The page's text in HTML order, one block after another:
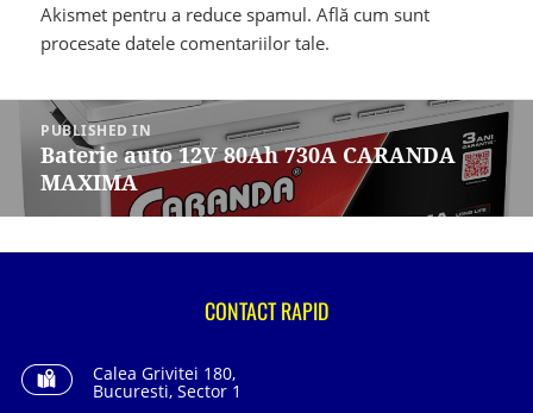
Akismet pentru a reduce spamul.Află cum sunt
procesate datele comentariilor tale.
Navigare
articole
PUBLISHED IN
Baterie auto 12V 80Ah 730A CARANDA
MAXIMA
CONTACT RAPID
Calea Grivitei 180,
Bucuresti, Sector 1